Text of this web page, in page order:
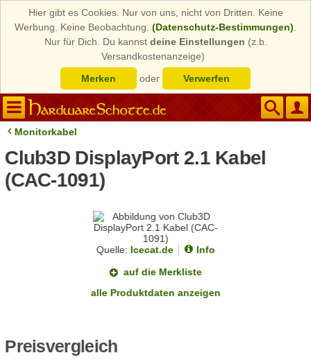
Hier gibt es Cookies. Nur von uns, nicht von Dritten. Keine
Werbung. Keine Beobachtung. (Datenschutz-Bestimmungen)
Nur für Dich. Du kannst deine Einstellungen (z.b.
Versandkostenanzeige)
Merken
oder Verwerfen
Monitorkabel
Club3D DisplayPort 2.1 Kabel
(CAC-1091)
Quelle: Icecat.de
Info
auf die Merkliste
alle Produktdaten anzeigen
Preisvergleich